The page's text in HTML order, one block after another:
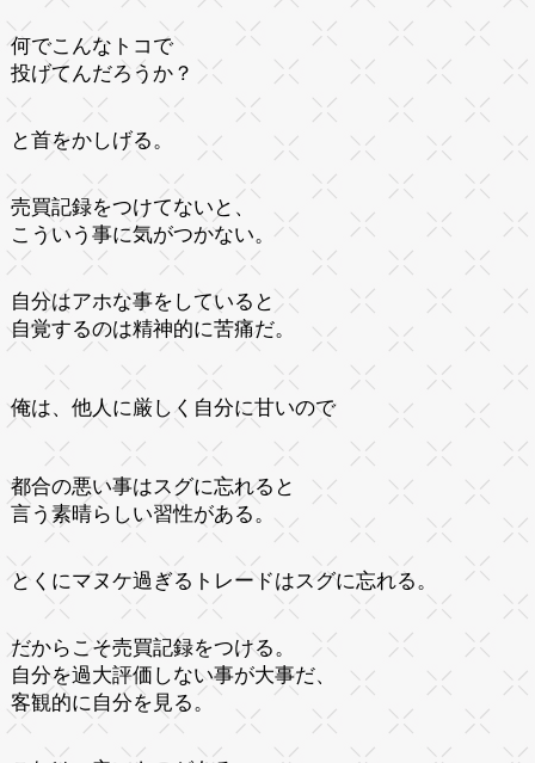
何でこんなトコで
投げてんだろうか？
と首をかしげる。
売買記録をつけてないと、
こういう事に気がつかない。
自分はアホな事をしていると
自覚するのは精神的に苦痛だ。
俺は、他人に厳しく自分に甘いので
都合の悪い事はスグに忘れると
言う素晴らしい習性がある。
とくにマヌケ過ぎるトレードはスグに忘れる。
だからこそ売買記録をつける。
自分を過大評価しない事が大事だ、
客観的に自分を見る。